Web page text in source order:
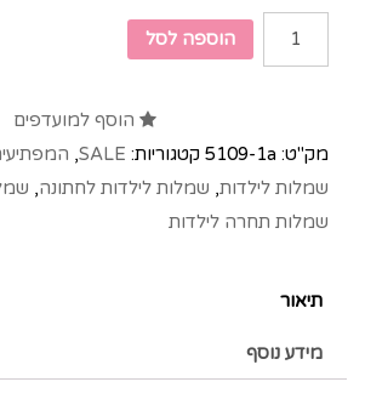
הוספה לסל
הוסף למועדפים
מק"ט: 5109-1a קטגוריות: SALE
,
שמלות לילדות, שמלות לילדות לחתונה,
שמלות תחרה לילדות
תיאור
מידע נוסף